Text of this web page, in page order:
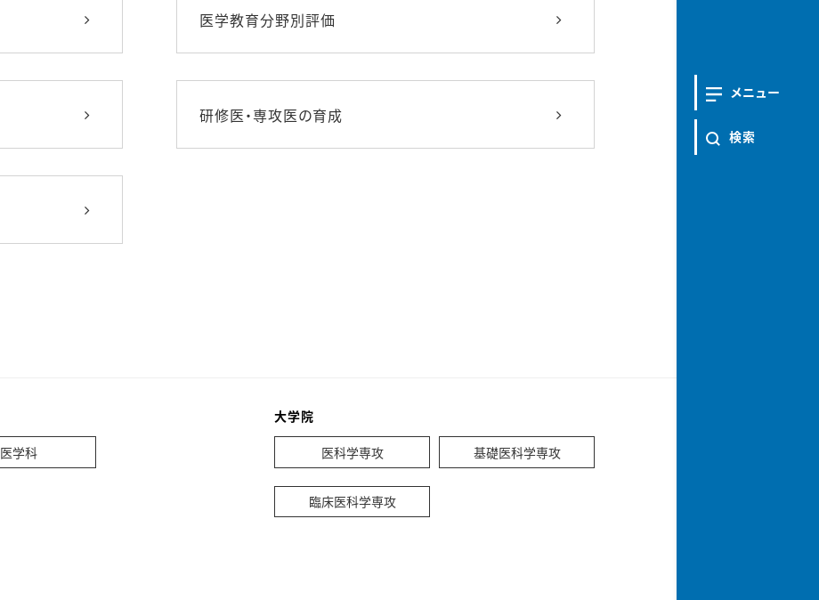
メニュー
検索
医学教育分野別評価
研修医・専攻医の育成
医学科
大学院
医科学専攻 基礎医科学専攻
臨床医科学専攻